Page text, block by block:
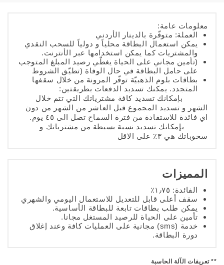
معلومات عامة:
العملة: متوفّرة بالدينار الأردني
يمكن استعمال البطاقة محلياً و دولياً للسحب النقدي
والمشتريات كما يمكن استخدامها عبر الأنترنت.
(تأمين مجاني على الحياة يغطّي رصيد المبلغ المتوجب
على حامل البطاقة في حال الوفاة (تطيّق الشروط
بطاقات بلوم الذهبيّة توفّر المرونة من خلال سقفها
المتجدد. يمكنك تسديد الدفعات بطريقتين:
بإمكانك تسديد كافة مشترياتك التي تتم خلال
الشهر و تسديد المجموع قبل العاشر من الشهر من دون
اي فائدة للاستفادة من فترة السماح تصل الى ٤٥ يوم.
بإمكانك تسديد نسبة بسيطة من مشترياتك و
سحوباتك هي ٣٪ على الاقل
المميزات
الفائدة: ١٫٧٥٪
سقف أعلى قابل للتعديل للاستعمال اليومي والشهري
يمكن طلب بطاقات تابعة للبطاقة الأساسية.
تأمين على الحياة للرصيد المستغل مجانا.
خدمة (sms) مجانية على العمليات كافة وعند إغلاق
دورة البطاقة.
** تعريفات الآلة الحاسبة